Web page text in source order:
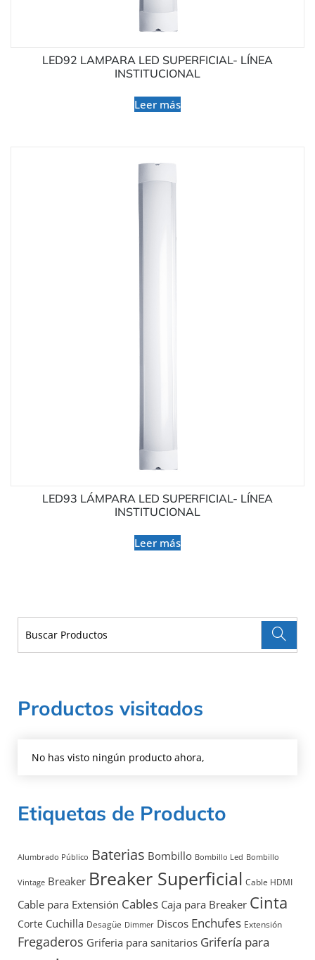
LED92 LAMPARA LED SUPERFICIAL- LÍNEA
INSTITUCIONAL
Leer más
LED93 LÁMPARA LED SUPERFICIAL- LÍNEA
INSTITUCIONAL
Leer más
Productos visitados
No has visto ningún producto ahora,
Etiquetas de Producto
Alumbrado Público Baterias Bombillo Bombillo Led Bombillo
Vintage Breaker Breaker Superficial Cable HDMI
Cable para Extensión Cables Caja para Breaker Cinta
Corte Cuchilla Desagüe Dimmer Discos Enchufes Extensión
Fregaderos Griferia para sanitarios Grifería para